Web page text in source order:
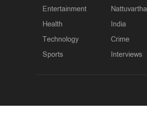
Entertainment
Health
Technology
Sports
Nattuvartha
India
Crime
Interviews